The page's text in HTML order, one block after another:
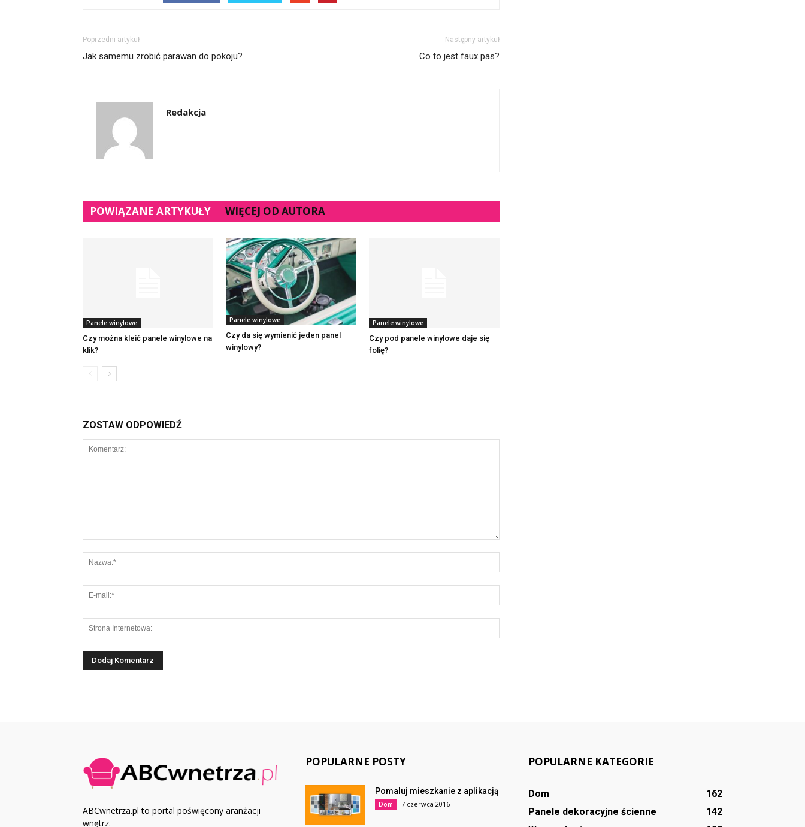
Poprzedni artykuł
Jak samemu zrobić parawan do pokoju?
Następny artykuł
Co to jest faux pas?
Redakcja
POWIĄZANE ARTYKUŁY WIĘCEJ OD AUTORA
Panele winylowe
Czy można kleić panele winylowe na
klik?
Panele winylowe
Czy da się wymienić jeden panel
winylowy?
Panele winylowe
Czy pod panele winylowe daje się
folię?
ZOSTAW ODPOWIEDŹ
ABCwnetrza.pl to portal poświęcony aranżacji
wnętrz.
POPULARNE POSTY
Pomaluj mieszkanie z aplikacją
Dom 7 czerwca 2016
POPULARNE KATEGORIE
Dom
162
Panele dekoracyjne ścienne
142